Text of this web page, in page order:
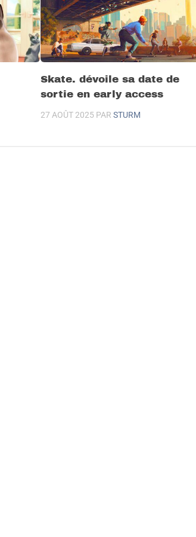
Skate. dévoile sa date de
sortie en early access
27 AOÛT 2025 PARSTURM